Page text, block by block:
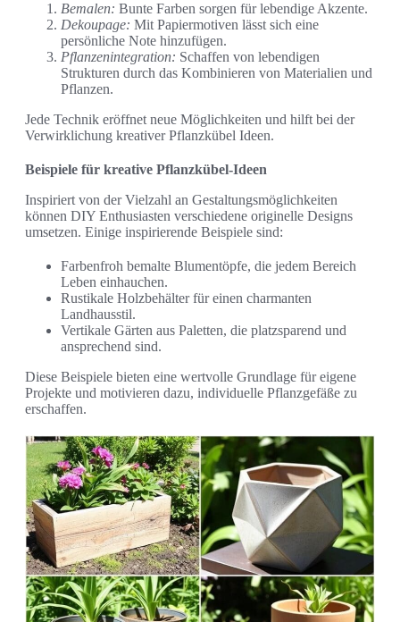
Bemalen: Bunte Farben sorgen für lebendige Akzente.
Dekoupage: Mit Papiermotiven lässt sich eine
persönliche Note hinzufügen.
Pflanzenintegration: Schaffen von lebendigen
Strukturen durch das Kombinieren von Materialien und
Pflanzen.
Jede Technik eröffnet neue Möglichkeiten und hilft bei der
Verwirklichung kreativer Pflanzkübel Ideen.
Beispiele für kreative Pflanzkübel-Ideen
Inspiriert von der Vielzahl an Gestaltungsmöglichkeiten
können DIY Enthusiasten verschiedene originelle Designs
umsetzen. Einige inspirierende Beispiele sind:
Farbenfroh bemalte Blumentöpfe, die jedem Bereich
Leben einhauchen.
Rustikale Holzbehälter für einen charmanten
Landhausstil.
Vertikale Gärten aus Paletten, die platzsparend und
ansprechend sind.
Diese Beispiele bieten eine wertvolle Grundlage für eigene
Projekte und motivieren dazu, individuelle Pflanzgefäße zu
erschaffen.